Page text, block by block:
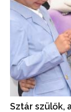
Sztár szülők,